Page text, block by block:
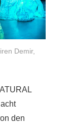
Demir,
den